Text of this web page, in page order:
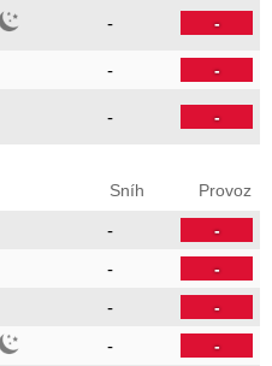
- -
- -
- -
Sníh Provoz
- -
- -
- -
- -